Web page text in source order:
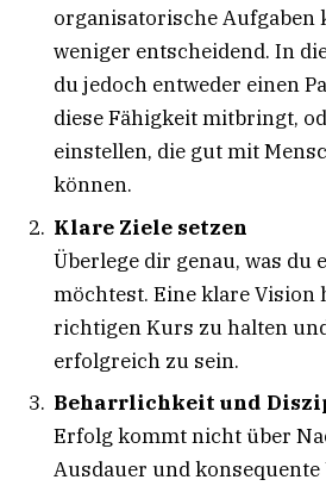
organisatorische Aufgaben
weniger entscheidend. In
du jedoch entweder einen
diese Fähigkeit mitbringt,
einstellen, die gut mit
können.
Klare Ziele setzen
Überlege dir genau, was du
möchtest. Eine klare Vision
richtigen Kurs zu halten
erfolgreich zu sein.
Beharrlichkeit und
Erfolg kommt nicht über
Ausdauer und